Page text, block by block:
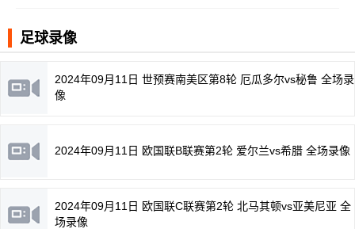
足球录像
2024年09月11日 世预赛南美区第8轮 厄瓜多尔vs秘鲁 全场录
像
2024年09月11日 欧国联B联赛第2轮 爱尔兰vs希腊 全场录像
2024年09月11日 欧国联C联赛第2轮 北马其顿vs亚美尼亚 全
场录像